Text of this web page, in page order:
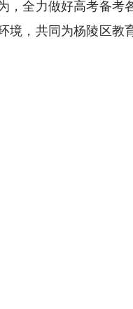
，全力做好高考备考
境，共同为杨陵区教